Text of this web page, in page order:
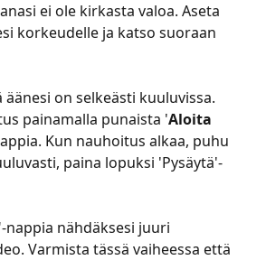
ei ole kirkasta valoa. Aseta
korkeudelle ja katso suoraan
on selkeästi kuuluvissa.
painamalla punaista 'Aloita
Kun nauhoitus alkaa, puhu
paina lopuksi 'Pysäytä'-
nappia nähdäksesi juuri
Varmista tässä vaiheessa että